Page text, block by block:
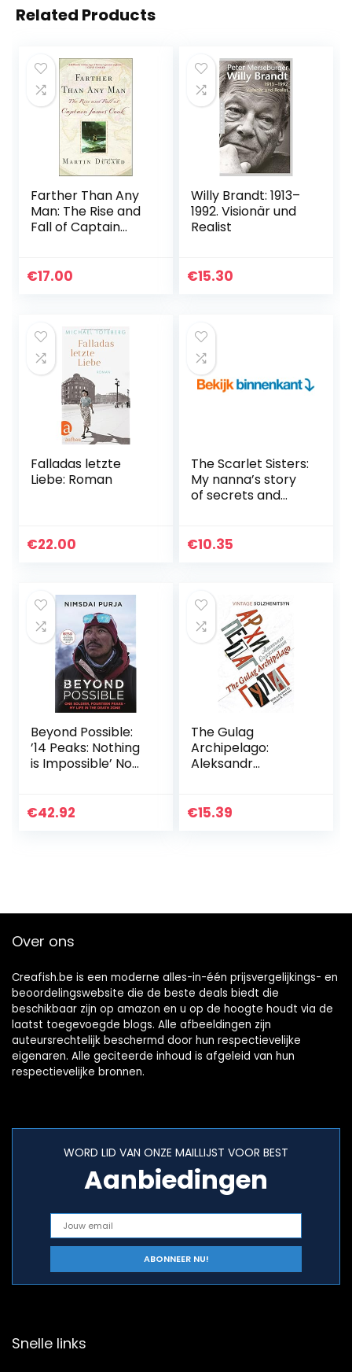
Related Products
Farther Than Any
Man: The Rise and
Fall of Captain
Captain Cook
€17.00
Willy Brandt: 1913–
1992. Visionär und
Realist
€15.30
Falladas letzte
Liebe: Roman
€22.00
The Scarlet Sisters:
My nanna’s story
of secrets and
Thames (English
€10.35
Beyond Possible:
’14 Peaks: Nothing
is Impossible’ Now
€42.92
The Gulag
Archipelago:
Aleksandr
€15.39
Over ons
Creafish.be is een moderne alles-in-één prijsvergelijkings- en
beoordelingswebsite die de beste deals biedt die
beschikbaar zijn op amazon en u op de hoogte houdt via de
laatst toegevoegde blogs. Alle afbeeldingen zijn
auteursrechtelijk beschermd door hun respectievelijke
eigenaren. Alle geciteerde inhoud is afgeleid van hun
respectievelijke bronnen.
WORD LID VAN ONZE MAILLIJST VOOR BEST
Aanbiedingen
Snelle links